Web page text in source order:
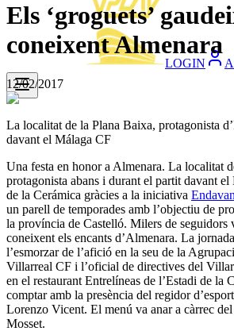
LOGIN
Els ‘groguets’
coneixent Almenara
12/02/2017
La localitat de la Plana Baixa, protagonista
davant el Málaga CF
Una festa en honor a Almenara. La localitat
protagonista abans i durant el partit davant el
de la Cerámica gràcies a la iniciativa
un parell de temporades amb l’objectiu de
la província de Castelló. Milers de seguidors
coneixent els encants d’Almenara. La
l’esmorzar de l’afició en la seu de la
Villarreal CF i l’oficial de directives del
en el restaurant Entrelíneas de l’Estadi de la
comptar amb la presència del regidor
Lorenzo Vicent. El menú va anar a càrrec
Mosset.